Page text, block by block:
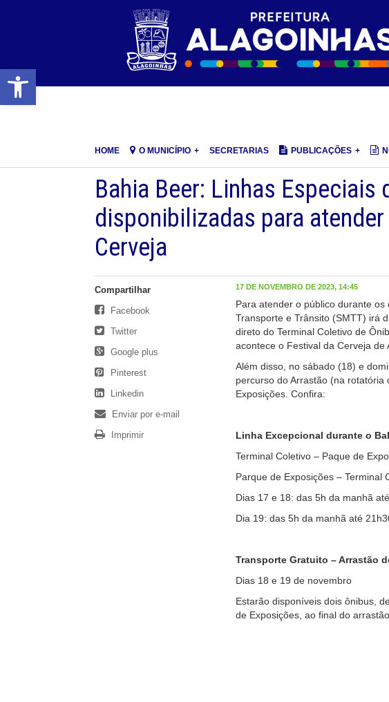
Barra de Ferramentas Aberta
HOME O MUNICÍPIO SECRETARIAS PUBLICAÇÕES
Bahia Beer: Linhas Especiais
disponibilizadas para
Cerveja
17 DE NOVEMBRO DE 2023, 14:45
Para atender o público durante
Transporte e Trânsito (SMTT) irá
direto do Terminal Coletivo de
acontece o Festival da Cerveja
Além disso, no sábado (18) e
percurso do Arrastão (na
Exposições. Confira:
Linha Excepcional durante o
Terminal Coletivo – Paque de
Parque de Exposições – Terminal
Dias 17 e 18: das 5h da manhã
Dia 19: das 5h da manhã até
Transporte Gratuito – Arrastão
Dias 18 e 19 de novembro
Estarão disponíveis dois ônibus,
de Exposições, ao final do arrastão
Compartilhar
Facebook
Twitter
Google plus
Pinterest
Linkedin
Enviar por e-mail
Imprimir